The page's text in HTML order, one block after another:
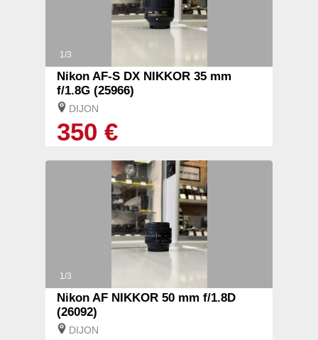
1/3
Nikon AF-S DX NIKKOR 35 mm
f/1.8G (25966)
DIJON
350 €
1/3
Nikon AF NIKKOR 50 mm f/1.8D
(26092)
DIJON